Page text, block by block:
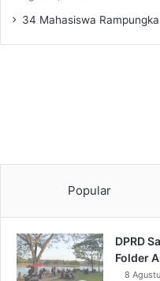
34 Mahasiswa
Popular
DPRD
Folder
8